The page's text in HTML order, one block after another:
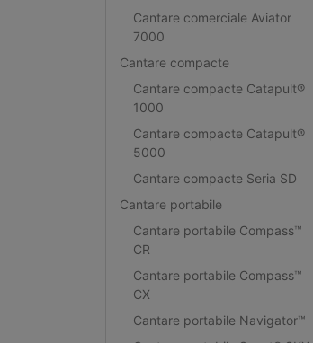
Cantare comerciale Aviator
7000
Cantare compacte
Cantare compacte Catapult®
1000
Cantare compacte Catapult®
5000
Cantare compacte Seria SD
Cantare portabile
Cantare portabile Compass™
CR
Cantare portabile Compass™
CX
Cantare portabile Navigator™